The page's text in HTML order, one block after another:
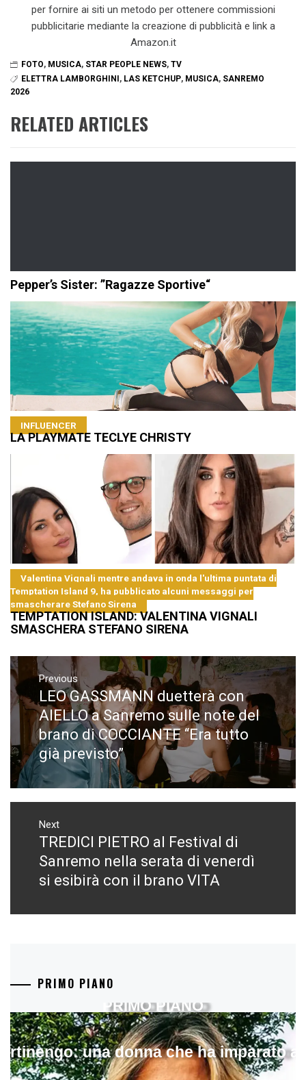
per fornire ai siti un metodo per ottenere commissioni
pubblicitarie mediante la creazione di pubblicità e link a
Amazon.it
FOTO, MUSICA, STAR PEOPLE NEWS, TV
ELETTRA LAMBORGHINI , LAS KETCHUP, MUSICA, SANREMO
2026
RELATED ARTICLES
Pepper’s Sister: ”Ragazze Sportive“
INFLUENCER
LA PLAYMATE TECLYE CHRISTY
Valentina Vignali mentre andava in onda l'ultima puntata di
Temptation Island 9, ha pubblicato alcuni messaggi per
smascherare Stefano Sirena
TEMPTATION ISLAND: VALENTINA VIGNALI
SMASCHERA STEFANO SIRENA
Navigazione
articoli
Previous
Previous
post:
LEO GASSMANN duetterà con
AIELLO a Sanremo sulle note del
brano di COCCIANTE “Era tutto
già previsto”
Next
Next
post:
TREDICI PIETRO al Festival di
Sanremo nella serata di venerdì
si esibirà con il brano VITA
PRIMO PIANO
una donna che ha imparato a
PRIMO PIANO